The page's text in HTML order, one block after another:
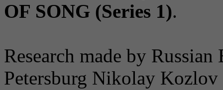
OF SONG (Series 1).
Research made by
Petersburg Nikolay